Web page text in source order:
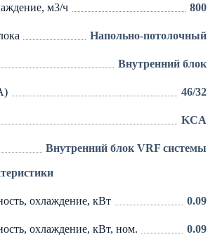
м3/ч 800
Напольно-потолочный
Внутренний блок
46/32
KCA
Внутренний блок VRF системы
охлаждение, кВт 0.09
охлаждение, кВт, ном. 0.09